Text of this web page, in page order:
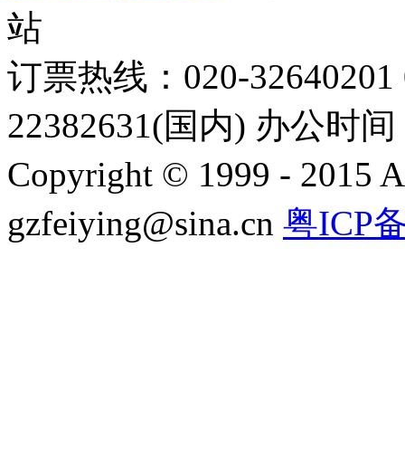
站
订票热线：020-
22382631(国内) 办公时
Copyright © 1999 - 2015
gzfeiying@sina.cn 粤ICP